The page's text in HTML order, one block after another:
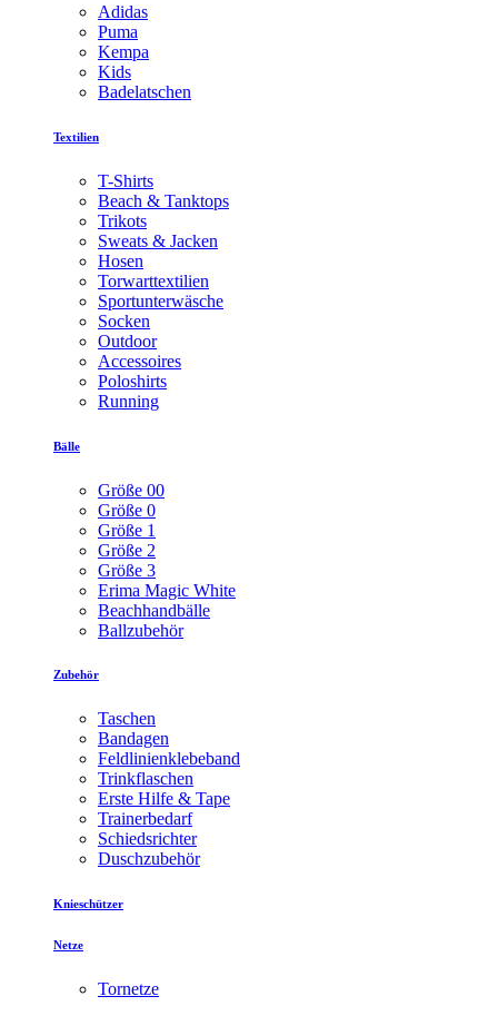
Adidas
Puma
Kempa
Kids
Badelatschen
Textilien
T-Shirts
Beach & Tanktops
Trikots
Sweats & Jacken
Hosen
Torwarttextilien
Sportunterwäsche
Socken
Outdoor
Accessoires
Poloshirts
Running
Bälle
Größe 00
Größe 0
Größe 1
Größe 2
Größe 3
Erima Magic White
Beachhandbälle
Ballzubehör
Zubehör
Taschen
Bandagen
Feldlinienklebeband
Trinkflaschen
Erste Hilfe & Tape
Trainerbedarf
Schiedsrichter
Duschzubehör
Knieschützer
Netze
Tornetze